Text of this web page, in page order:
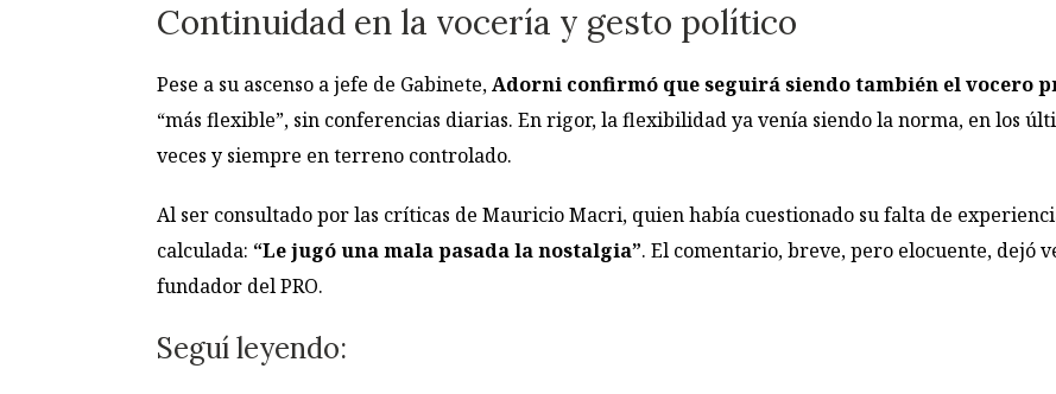
Continuidad en la vocería y gesto político
Pese a su ascenso a jefe de Gabinete,Adorni confirmó que seguirá siendo también el vocero
“más flexible”, sin conferencias diarias. En rigor, la flexibilidad ya venía siendo la norma, en los
veces y siempre en terreno controlado.
Al ser consultado por las críticas de Mauricio Macri, quien había cuestionado su falta de
calculada: “Le jugó una mala pasada la nostalgia”. El comentario, breve, pero elocuente, dejó
fundador del PRO.
Seguí leyendo: